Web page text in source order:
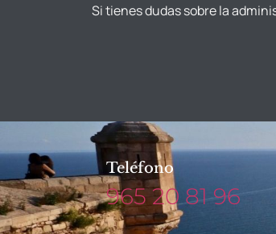
Si tienes dudas sobre la
Teléfono
965 20 81 96